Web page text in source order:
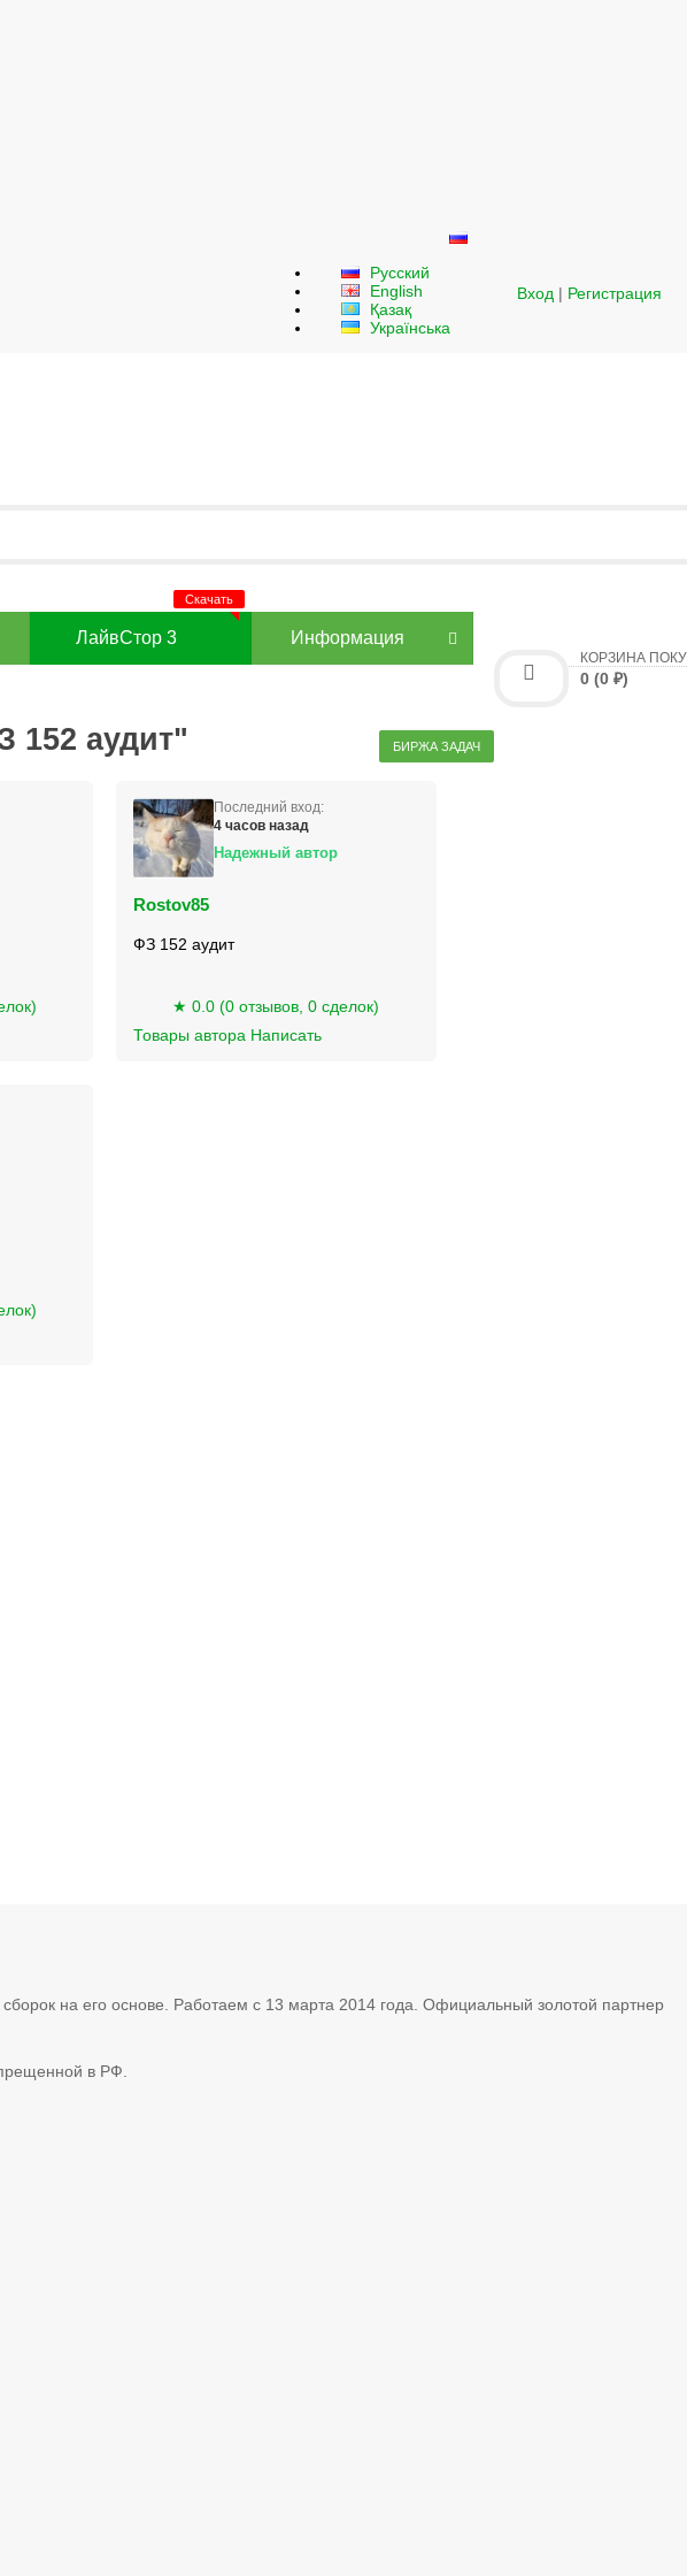
Русский
English
Қазақ
Українська
Вход | Регистрация
КОРЗИНА
0 (0 ₽)
ЛайвСтор 3 Информация
152 аудит" БИРЖА ЗАДАЧ
Последний вход:
4 часов назад
Надежный автор
Rostov85
ФЗ 152 аудит
★ 0.0 (0 отзывов, 0 сделок)
Товары автора Написать
на его основе. Работаем с 13 марта 2014 года. Официальный золотой партнер
в РФ.